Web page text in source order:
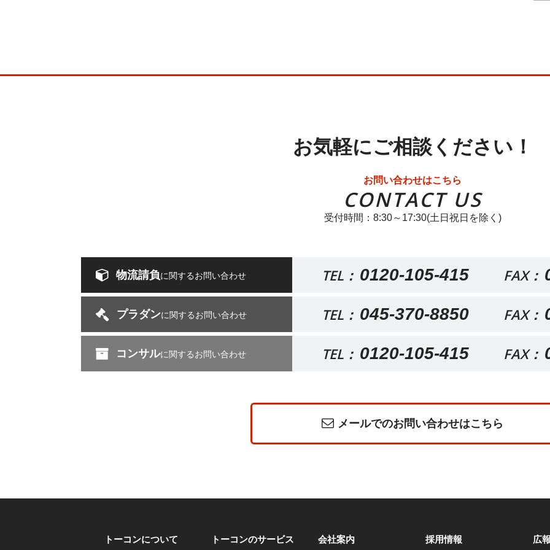
お気軽にご相談ください！
お問い合わせはこちら
CONTACT US
受付時間：8:30～17:30(土日祝日を除く)
物流請負に関するお問い合わせ TEL： 0120-105-415 FAX：
プラダンに関するお問い合わせ TEL： 045-370-8850 FAX：
コンサルに関するお問い合わせ TEL： 0120-105-415 FAX：
メールでのお問い合わせはこちら
トーコンについて トーコンのサービス 会社案内 採用情報 広報